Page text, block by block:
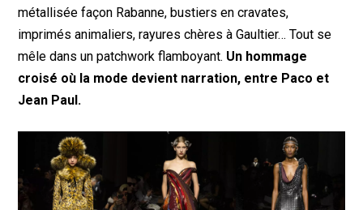
métallisée façon Rabanne, bustiers en cravates,
imprimés animaliers, rayures chères à Gaultier… Tout se
mêle dans un patchwork flamboyant. Un hommage
croisé où la mode devient narration, entre Paco et
Jean Paul.